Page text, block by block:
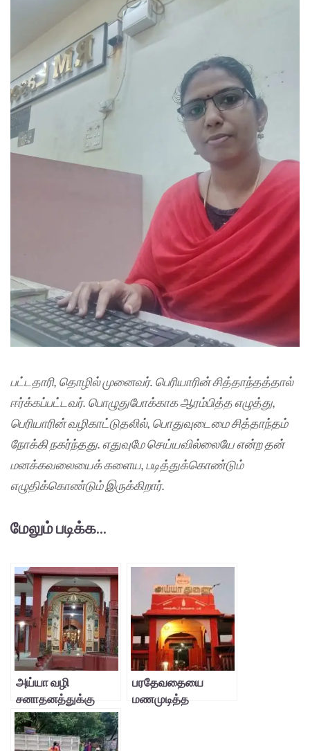
பட்டதாரி, தொழில் முனைவர். பெரியாரின் சித்தாந்தத்தால்
ஈர்க்கப்பட்டவர். பொழுதுபோக்காக ஆரம்பித்த எழுத்து,
பெரியாரின் வழிகாட்டுதலில், பொதுவுடைமை சித்தாந்தம்
நோக்கி நகர்ந்தது. எதுவுமே செய்யவில்லையே என்ற தன்
மனக்கவலையைக் களைய, படித்துக்கொண்டும்
எழுதிக்கொண்டும் இருக்கிறார்.
மேலும் படிக்க...
அய்யா வழி
சனாதனத்துக்கு
எதிரானது
பரதேவதையை
மணமுடித்த